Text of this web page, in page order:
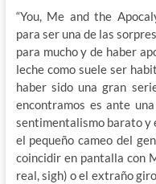
“You, Me and the
para ser una de las
para mucho y de haber
leche como suele ser
haber sido una gran
encontramos es ante
sentimentalismo barato y
el pequeño cameo del
coincidir en pantalla con
real, sigh) o el extraño